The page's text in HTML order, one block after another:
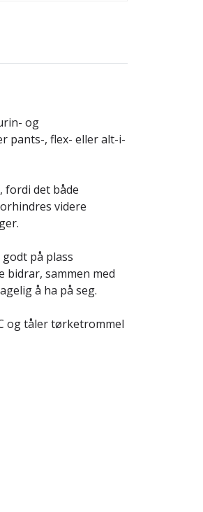
og
pants-, flex- eller alt-i-
fordi det både
videre
på plass
sammen med
å ha på seg.
og tåler tørketrommel